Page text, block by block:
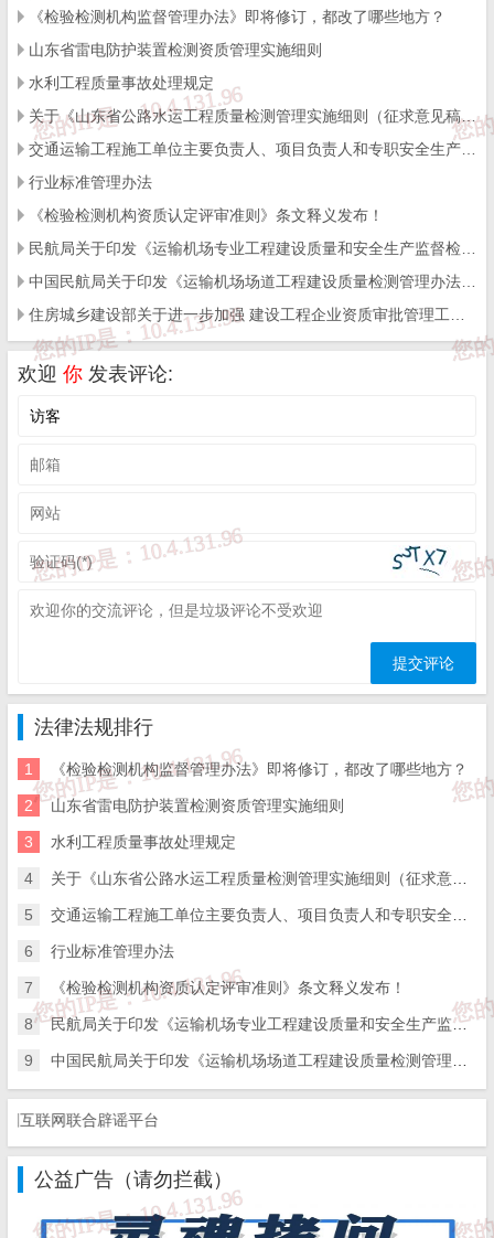
第一条 为加强公路水运工程质量检测管理，保证公路水运
工程质量及人民生命和财产安全，根据《建设工程质量管理
条例》《公路水运工程质量检测管理办法》（以下简称《办
法》）等行政法规和规章，结合我省实际，制定本细则。
第二条 本细则适用于本省行政区域内公路水运工程质量检
测机构、质量检测活动及其监督管理工作。
本细则所称公路水运工程质量检测，是指按照《办法》规定
取得公路水运工程质量检测机构资质的公路水运工程质量检
测机构（以下简称检测机构），根据国家有关法律、法规的
规定，依据相关技术标准、规范、规程，采用试验、测试等
技术手段对公路水运工程所用材料、构配件、工程制品、工
第三条 检测机构应在资质许可范围内从事公路水运工程质
量检测活动。未取得相应资质证书的，不得承担本细则规定
的公路水运工程质量检测业务。
第四条 公路水运工程质量检测活动应当遵循科学、严谨、
客观、公正、独立的原则。
检测机构及其人员在进行质量检测活动时，应当不受任何可
能干扰其技术判断的因素影响，保证其出具的质量检测报告
真实、客观、准确、完整。
第五条 省交通运输主管部门按照《办法》规定负责本省公
路水运工程质量检测机构资质许可，公路水运工程质量检测
信用管理，质量检测活动监督检查和秩序维护，依法处理违
反公路水运工程质量检测管理规定的行为，其所属的省交通
运输工程建设事务机构具体负责以下事项的技术性、事务性
工作：
（一）检测机构资质申请和延续审批申请材料审核；
（二）组织专家开展技术评审，对现场核查活动进行监督；
（三）受省交通运输主管部门委托，组织实施质量检测能力
验证活动；
《检验检测机构监督管理办法》即将修订，都改了哪些地方？
山东省雷电防护装置检测资质管理实施细则
水利工程质量事故处理规定
关于《山东省公路水运工程质量检测管理实施细则（征求意见稿）》公开征求意见的通知
行业标准管理办法
《检验检测机构资质认定评审准则》条文释义发布！
欢迎 你 发表评论:
法律法规排行
1 《检验检测机构监督管理办法》即将修订，都改了哪些地方？
2 山东省雷电防护装置检测资质管理实施细则
3 水利工程质量事故处理规定
4 关于《山东省公路水运工程质量检测管理实施细则（征求意见稿）》公开征求意见的通知
5 交通运输工程施工单位主要负责人、项目负责人和专职安全生产管理人员安全生产考核管理办法
6 行业标准管理办法
7 《检验检测机构资质认定评审准则》条文释义发布！
8 民航局关于印发《运输机场专业工程建设质量和安全生产监督检查实施细则》的通知
9 中国民航局关于印发《运输机场场道工程建设质量检测管理办法》的通知
网联合辟谣平台
公益广告（请勿拦截）